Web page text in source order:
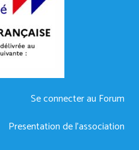
Se connecter au Forum
Presentation de l’association